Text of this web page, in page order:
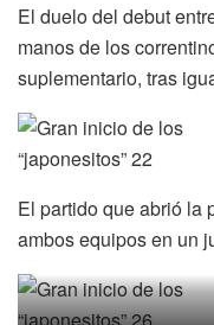
El duelo del debut
manos de los
suplementario, tras
El partido que abrió la
ambos equipos en un